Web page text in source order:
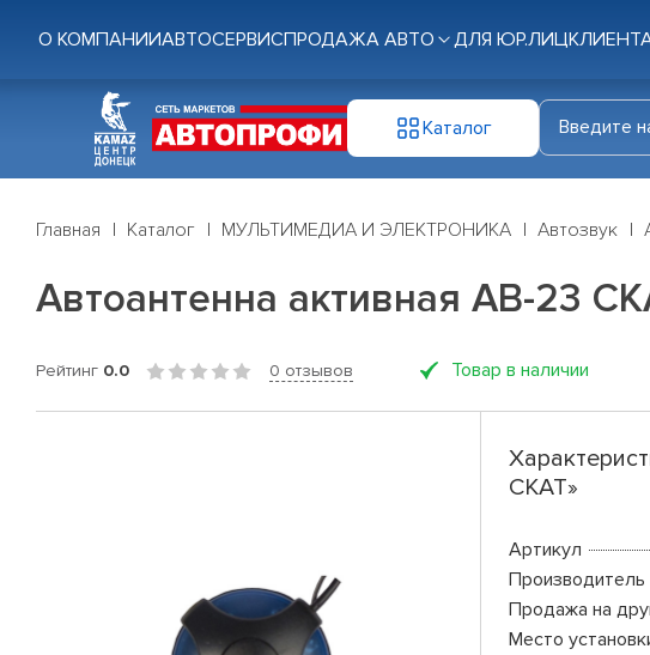
О КОМПАНИИАВТОСЕРВИСПРОДАЖА АВТО ДЛЯ ЮР.ЛИЦ
Каталог
Главная Каталог МУЛЬТИМЕДИА И ЭЛЕКТРОНИКА Автозвук
Автоантенна активная AB-23
Рейтинг 0.0 0 отзывов Товар в наличии
СКАТ»
Артикул
Производитель
Продажа на
Место